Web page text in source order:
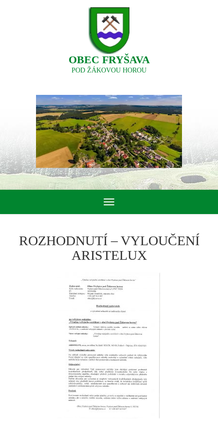
OBEC FRYŠAVA
POD ŽÁKOVOU HOROU
Toggle
navigation
ROZHODNUTÍ – VYLOUČENÍ
ARISTELUX